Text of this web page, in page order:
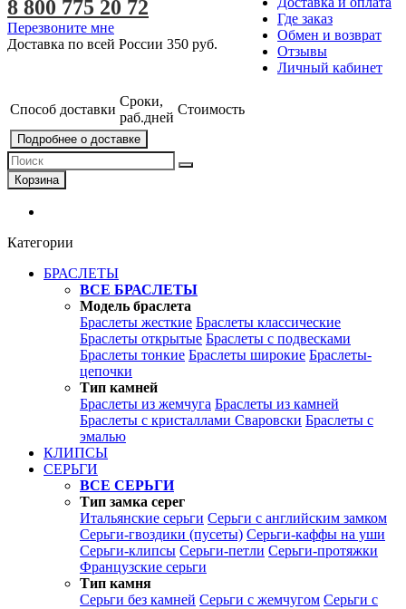
Где заказ
Обмен и возврат
Отзывы
Личный кабинет
8 800 775 20 72
Перезвоните мне
Доставка по всей России 350 руб.
Способ доставки
Сроки,
раб.дней
Стоимость
Подробнее о доставке
Корзина
Категории
БРАСЛЕТЫ
ВСЕ БРАСЛЕТЫ
Модель браслета
Браслеты жесткие Браслеты классические
Браслеты открытые Браслеты с подвесками
Браслеты тонкие Браслеты широкие Браслеты-
цепочки
Тип камней
Браслеты из жемчуга Браслеты из камней
Браслеты с кристаллами Сваровски Браслеты с
эмалью
КЛИПСЫ
СЕРЬГИ
ВСЕ СЕРЬГИ
Тип замка серег
Итальянские серьги Серьги с английским замком
Серьги-гвоздики (пусеты) Серьги-каффы на уши
Серьги-клипсы Серьги-петли Серьги-протяжки
Французские серьги
Тип камня
Серьги без камней Серьги с жемчугом Серьги с